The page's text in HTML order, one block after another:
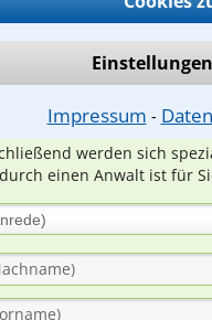
Impressum ⁃
werden sich
einen Anwalt ist für